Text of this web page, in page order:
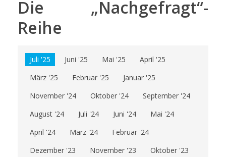
Die „Nachgefragt“-
Reihe
Juli '25 Juni '25 Mai '25
April '25
März '25
Februar '25
Januar '25
November '24
Oktober '24
September '24
August '24
Juli '24 Juni '24
Mai '24
April '24
März '24
Februar '24
Dezember '23
November '23
Oktober '23